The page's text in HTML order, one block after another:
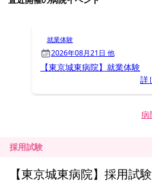
採用試験
【東京城東病院】採用試験